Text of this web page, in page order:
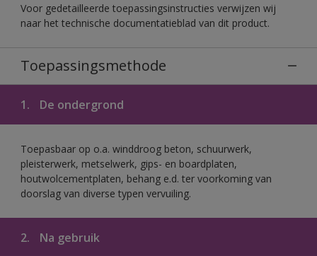
Voor gedetailleerde toepassingsinstructies verwijzen wij
naar het technische documentatieblad van dit product.
Toepassingsmethode
1. De ondergrond
Toepasbaar op o.a. winddroog beton, schuurwerk,
pleisterwerk, metselwerk, gips- en boardplaten,
houtwolcementplaten, behang e.d. ter voorkoming van
doorslag van diverse typen vervuiling.
2. Na gebruik